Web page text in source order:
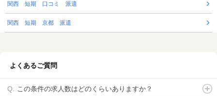
関西 短期 口コミ 派遣
関西 短期 京都 派遣
よくあるご質問
この条件の求人数はどのくらいありますか？